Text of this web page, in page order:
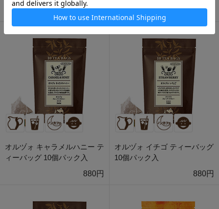
880円
880円
オルヅォ キャラメルハニー テ
ィーバッグ 10個パック入
880円
オルヅォ イチゴ ティーバッグ
10個パック入
880円